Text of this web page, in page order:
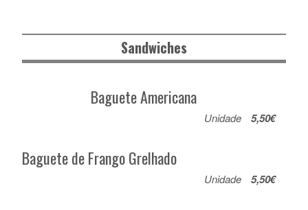
Sandwiches
Baguete Americana
Unidade 5,50€
Baguete de Frango Grelhado
Unidade 5,50€